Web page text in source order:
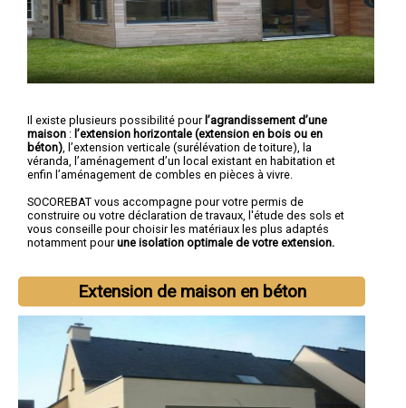
Il existe plusieurs possibilité pour l’agrandissement d’une
maison : l’extension horizontale (extension en bois ou en
béton), l’extension verticale (surélévation de toiture), la
véranda, l’aménagement d’un local existant en habitation et
enfin l’aménagement de combles en pièces à vivre.
SOCOREBAT vous accompagne pour votre permis de
construire ou votre déclaration de travaux, l'étude des sols et
vous conseille pour choisir les matériaux les plus adaptés
notamment pourune isolation optimale de votre extension.
Extension de maison en béton